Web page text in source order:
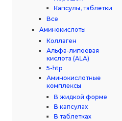
Капсулы, таблетки
Все
Аминокислоты
Коллаген
Альфа-липоевая
кислота (ALA)
5-htp
Аминокислотные
комплексы
В жидкой форме
В капсулах
В таблетках